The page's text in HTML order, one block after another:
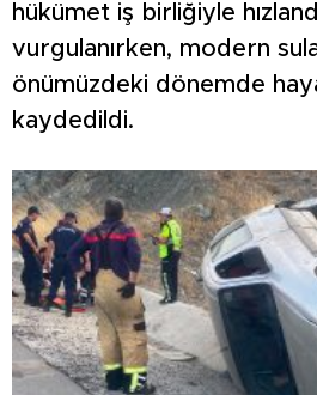
hükümet iş birliğiyle
vurgulanırken, modern
önümüzdeki dönemde
kaydedildi.